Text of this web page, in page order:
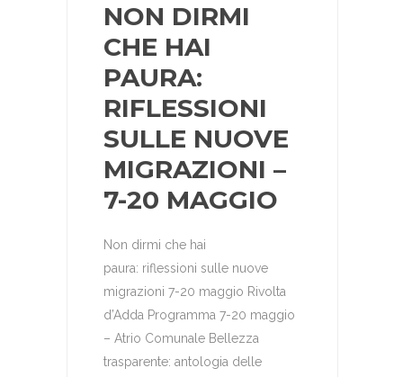
NON DIRMI
CHE HAI
PAURA:
RIFLESSIONI
SULLE NUOVE
MIGRAZIONI –
7-20 MAGGIO
Non dirmi che hai
paura: riflessioni sulle nuove
migrazioni 7-20 maggio Rivolta
d’Adda Programma 7-20 maggio
– Atrio Comunale Bellezza
trasparente: antologia delle